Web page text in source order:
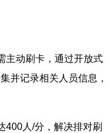
主动刷卡，通过开放式
并记录相关人员信息，
400人/分，解决排对刷